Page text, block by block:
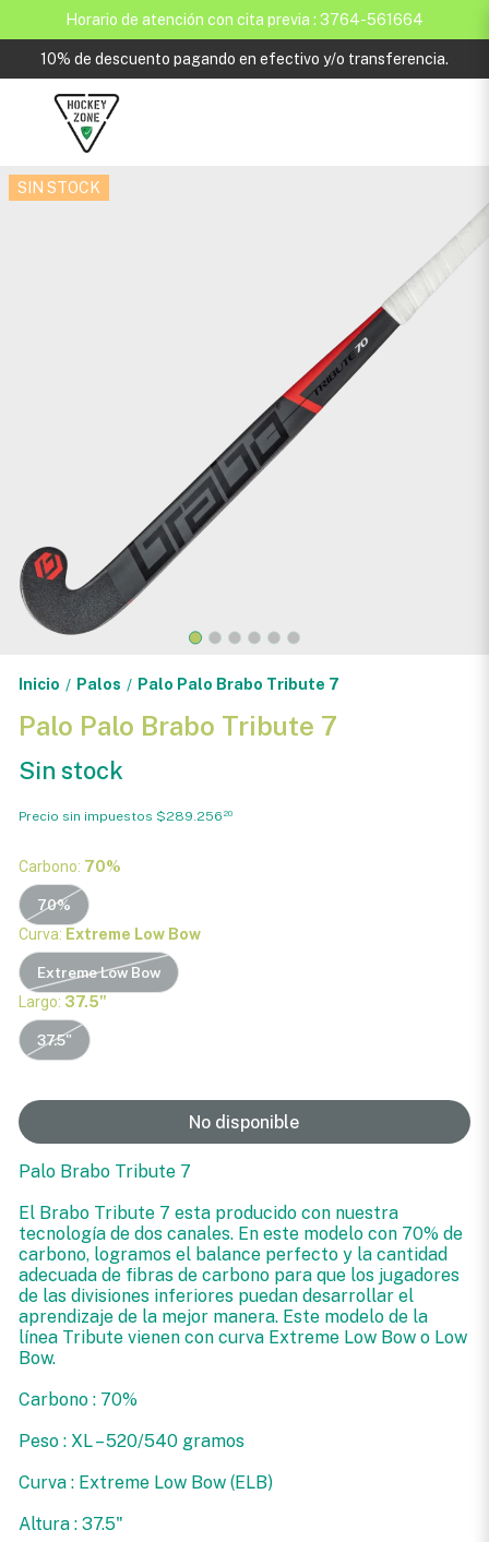
Horario de atención con cita previa : 3764-561664
10% de descuento pagando en efectivo y/o transferencia.
SIN STOCK
Inicio / Palos / Palo Palo Brabo Tribute 7
Palo Palo Brabo Tribute 7
Sin stock
Precio sin impuestos $289.256 20
Carbono: 70%
70%
Curva: Extreme Low Bow
Extreme Low Bow
Largo: 37.5"
37.5"
No disponible
Palo Brabo Tribute 7
El Brabo Tribute 7 esta producido con nuestra
tecnología de dos canales. En este modelo con 70% de
carbono, logramos el balance perfecto y la cantidad
adecuada de fibras de carbono para que los jugadores
de las divisiones inferiores puedan desarrollar el
aprendizaje de la mejor manera. Este modelo de la
línea Tribute vienen con curva Extreme Low Bow o Low
Bow.
Carbono : 70%
Peso : XL – 520/540 gramos
Curva : Extreme Low Bow (ELB)
Altura : 37.5"